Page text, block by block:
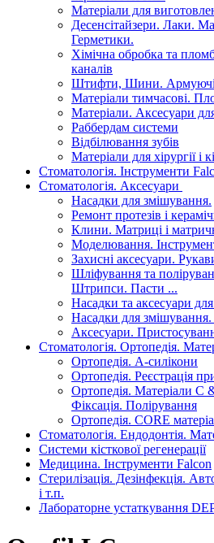
Матеріали для
Десенсітайзери. Лаки.
Герметики.
Хімічна обробка та
каналів
Штифти, Шини. Армуючі
Матеріали тимчасові.
Матеріали. Аксесуари
Раббердам системи
Відбілювання зубів
Матеріали для хірургії і
Стоматологія. Інструменти
Стоматологія. Аксесуари
Насадки для змішування.
Ремонт протезів і
Клини. Матриці і
Моделювання.
Захисні аксесуари.
Шліфування та
Штрипси. Пасти ...
Насадки та аксесуари
Насадки для
Аксесуари.
Стоматологія. Ортопедія.
Ортопедія. А-силікони
Ортопедія. Реєстрація
Ортопедія. Матеріали C
Фіксація. Полірування
Ортопедія. CORE
Стоматологія. Ендодонтія.
Системи кісткової регенерації
Медицина. Інструменти Falcon
Стерилізація. Дезінфекція.
і т.п.
Лабораторне устаткування